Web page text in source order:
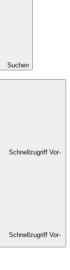
Suchen
Schnellzugriff Vor-
Schnellzugriff Vor-